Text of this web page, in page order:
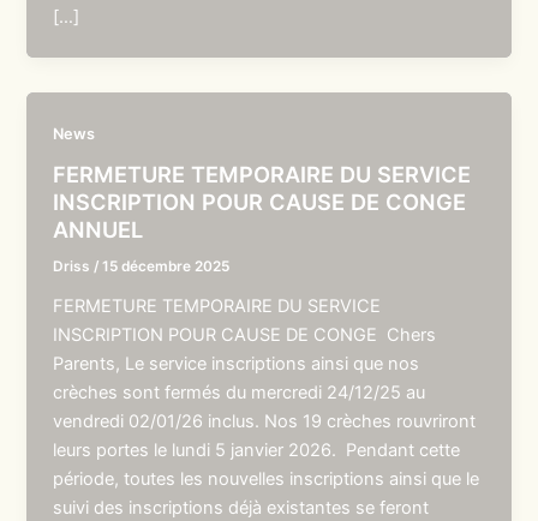
[…]
News
FERMETURE TEMPORAIRE DU SERVICE
INSCRIPTION POUR CAUSE DE CONGE
ANNUEL
Driss /15 décembre 2025
FERMETURE TEMPORAIRE DU SERVICE
INSCRIPTION POUR CAUSE DE CONGE Chers
Parents, Le service inscriptions ainsi que nos
crèches sont fermés du mercredi 24/12/25 au
vendredi 02/01/26 inclus. Nos 19 crèches rouvriront
leurs portes le lundi 5 janvier 2026. Pendant cette
période, toutes les nouvelles inscriptions ainsi que le
suivi des inscriptions déjà existantes se feront